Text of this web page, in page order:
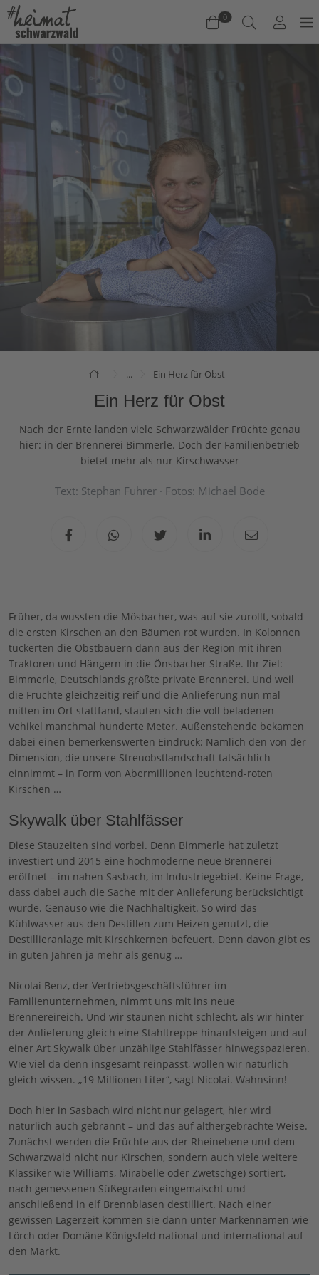
0
Warenkorb
Es befinden sich keine Produkte im Warenkorb.
Jetzt einkaufen
... Ein Herz für Obst
Ein Herz für Obst
Nach der Ernte landen viele Schwarzwälder Früchte genau
hier: in der Brennerei Bimmerle. Doch der Familienbetrieb
bietet mehr als nur Kirschwasser
Text: Stephan Fuhrer · Fotos: Michael Bode
Früher, da wussten die Mösbacher, was auf sie zurollt, sobald
die ersten Kirschen an den Bäumen rot wurden. In Kolonnen
tuckerten die Obstbauern dann aus der Region mit ihren
Traktoren und Hängern in die Önsbacher Straße. Ihr Ziel:
Bimmerle, Deutschlands größte private Brennerei. Und weil
die Früchte gleichzeitig reif und die Anlieferung nun mal
mitten im Ort stattfand, stauten sich die voll beladenen
Vehikel manchmal hunderte Meter. Außenstehende bekamen
dabei einen bemerkenswerten Eindruck: Nämlich den von der
Dimension, die unsere Streuobstlandschaft tatsächlich
einnimmt – in Form von Abermillionen leuchtend-roten
Kirschen …
Skywalk über Stahlfässer
Diese Stauzeiten sind vorbei. Denn Bimmerle hat zuletzt
investiert und 2015 eine hochmoderne neue Brennerei
eröffnet – im nahen Sasbach, im Industriegebiet. Keine Frage,
dass dabei auch die Sache mit der Anlieferung berücksichtigt
wurde. Genauso wie die Nachhaltigkeit. So wird das
Kühlwasser aus den Destillen zum Heizen genutzt, die
Destillieranlage mit Kirschkernen befeuert. Denn davon gibt es
in guten Jahren ja mehr als genug …
Nicolai Benz, der Vertriebsgeschäftsführer im
Familienunternehmen, nimmt uns mit ins neue
Brennereireich. Und wir staunen nicht schlecht, als wir hinter
der Anlieferung gleich eine Stahltreppe hinaufsteigen und auf
einer Art Skywalk über unzählige Stahlfässer hinwegspazieren.
Wie viel da denn insgesamt reinpasst, wollen wir natürlich
gleich wissen. „19 Millionen Liter“, sagt Nicolai. Wahnsinn!
Doch hier in Sasbach wird nicht nur gelagert, hier wird
natürlich auch gebrannt – und das auf althergebrachte Weise.
Zunächst werden die Früchte aus der Rheinebene und dem
Schwarzwald nicht nur Kirschen, sondern auch viele weitere
Klassiker wie Williams, Mirabelle oder Zwetschge) sortiert,
nach gemessenen Süßegraden eingemaischt und
anschließend in elf Brennblasen destilliert. Nach einer
gewissen Lagerzeit kommen sie dann unter Markennamen wie
Lörch oder Domäne Königsfeld national und international auf
den Markt.